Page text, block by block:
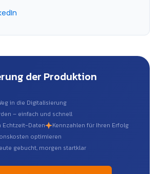
der Produktion
in die Digitalisierung
– einfach und schnell
Echtzeit-Daten
Kennzahlen für Ihren Erfolg
optimieren
gebucht, morgen startklar